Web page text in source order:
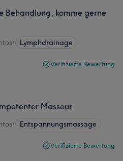
Behandlung, komme gerne
• Lymphdrainage
Verifizierte Bewertung
Masseur
• Entspannungsmassage
Verifizierte Bewertung